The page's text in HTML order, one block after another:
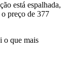
está espalhada,
preço de 377
o que mais